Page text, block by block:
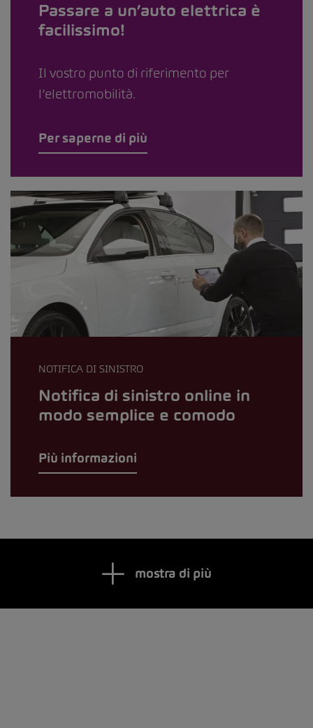
Passare a un’auto elettrica è
facilissimo!
Il vostro punto di riferimento per
l’elettromobilità.
Per saperne di più
NOTIFICA DI SINISTRO
Notifica di sinistro online in
modo semplice e comodo
Più informazioni
mostra di più